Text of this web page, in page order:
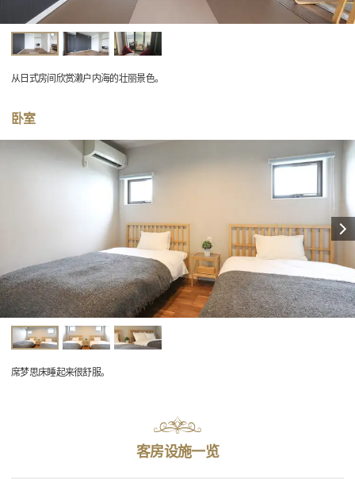
从日式房间欣赏濑户内海的壮丽景色。
卧室
席梦思床睡起来很舒服。
客房设施一览